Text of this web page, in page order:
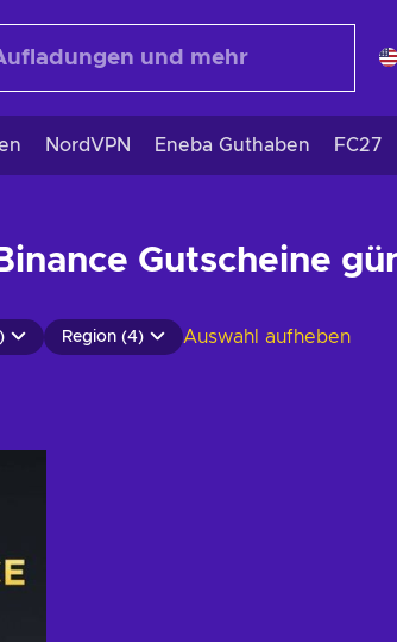
NordVPN Eneba Guthaben FC27
Gutscheine
Region (4) Auswahl aufheben